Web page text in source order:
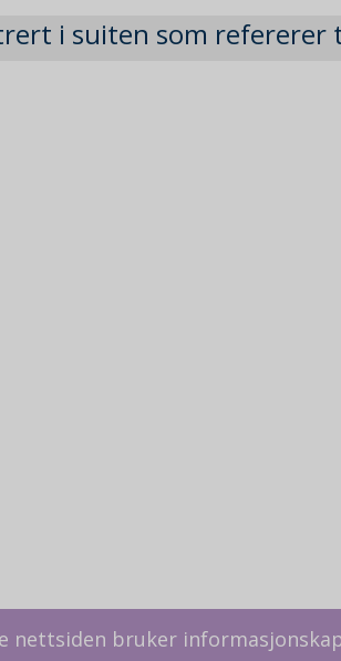
i suiten som refererer
nettsiden bruker